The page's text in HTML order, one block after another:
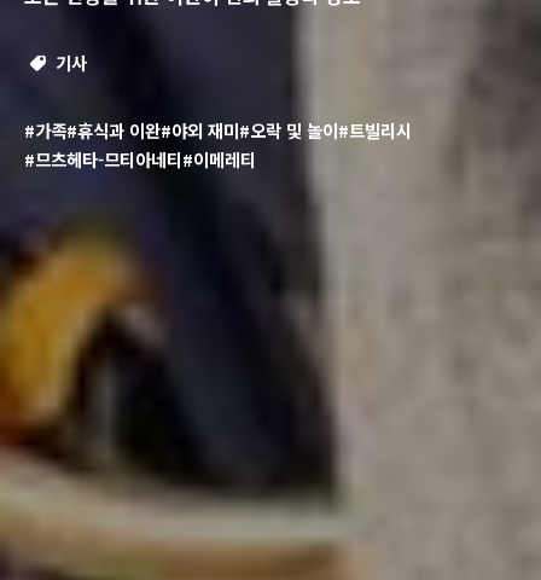
기사
#가족#휴식과 이완#야외 재미#오락 및 놀이#트빌리시
#므츠헤타-므티아네티#이메레티